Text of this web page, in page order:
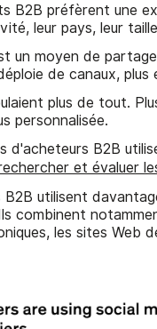
B2B préfèrent une
leur pays, leur
un moyen de
de canaux,
plus de tout.
personnalisée.
d'acheteurs B2B
et évaluer
B2B utilisent
combinent
les sites Web